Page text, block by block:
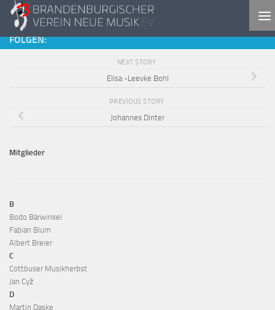
Skip to content
FOLGEN:
NEXT STORY
Elisa -Leevke Bohl
PREVIOUS STORY
Johannes Dinter
Mitglieder
B
Bodo Bärwinkel
Fabian Blum
Albert Breier
C
Cottbuser Musikherbst
Jan Cyž
D
Martin Daske